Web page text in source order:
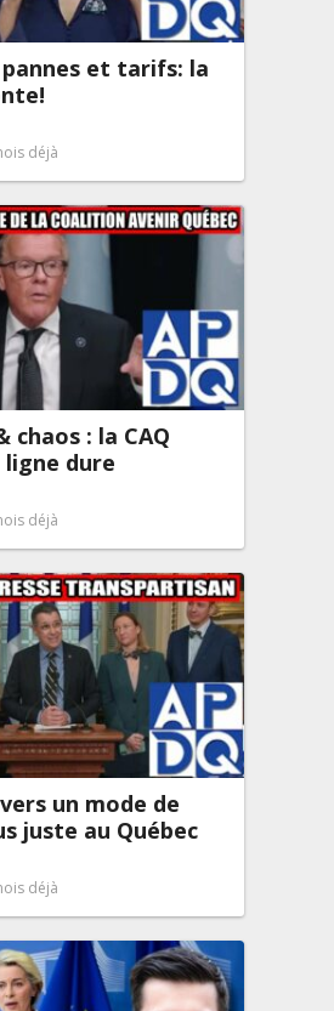
et tarifs: la
déjà
chaos : la CAQ
ligne dure
déjà
un mode de
juste au Québec
déjà